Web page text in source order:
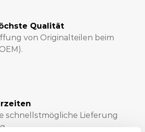
Qualität
von Originalteilen beim
schnellstmögliche Lieferung